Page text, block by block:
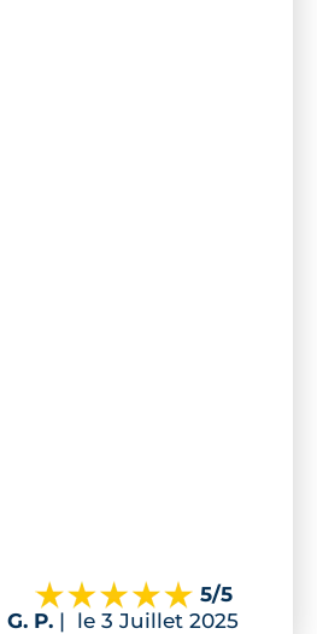
5/5
G. P. | le 3 Juillet 2025